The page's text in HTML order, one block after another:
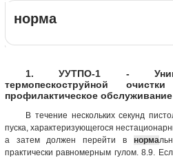
норма
1. УУТПО-1 -
термопескоструйной
профилактическое
В течение нескольких секунд
пуска, характеризующегося
а затем должен перейти в норма
практически равномерным гулом. 8.9.